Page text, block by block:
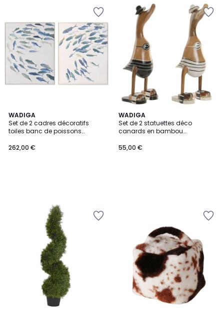
WADIGA
Set de 2 cadres décoratifs
toiles banc de poissons
262,00 €
WADIGA
Set de 2 statuettes déco
canards en bambou
55,00 €